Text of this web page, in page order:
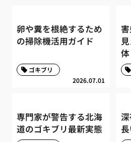
卵や糞を根絶するため
の掃除機活用ガイド
2026.07.01
ゴキブリ
体
専門家が警告する北海
道のゴキブリ最新実態